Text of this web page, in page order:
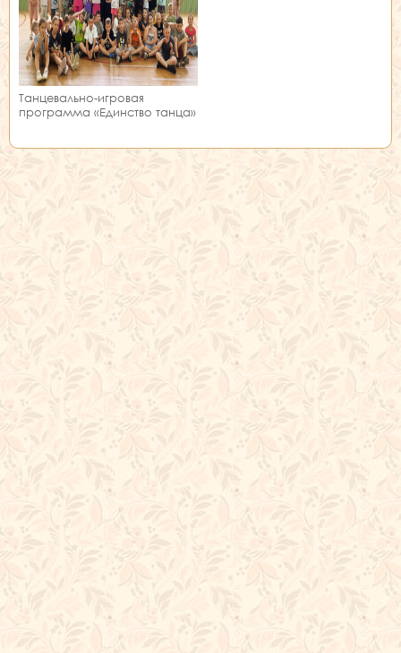
Танцевально-игровая
программа «Единство танца»